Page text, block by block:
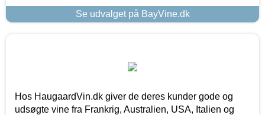
Se udvalget på BayVine.dk
Hos HaugaardVin.dk giver de deres kunder gode og
udsøgte vine fra Frankrig, Australien, USA, Italien og